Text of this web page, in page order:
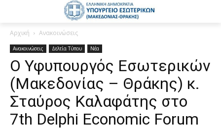
Αρχική Ανακοινώσεις
Ανακοινώσεις Δελτία Τύπου Νέα
Ο Υφυπουργός Εσωτερικών
(Μακεδονίας – Θράκης) κ.
Σταύρος Καλαφάτης στο
7th Delphi Economic Forum